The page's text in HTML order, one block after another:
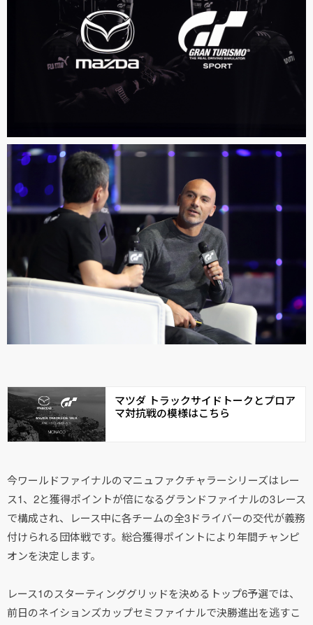
マツダ トラックサイドトークとプロア
マ対抗戦の模様はこちら
今ワールドファイナルのマニュファクチャラーシリーズはレー
ス1、2と獲得ポイントが倍になるグランドファイナルの3レース
で構成され、レース中に各チームの全3ドライバーの交代が義務
付けられる団体戦です。総合獲得ポイントにより年間チャンピ
オンを決定します。
レース1のスターティンググリッドを決めるトップ6予選では、
前日のネイションズカップセミファイナルで決勝進出を逃すこ